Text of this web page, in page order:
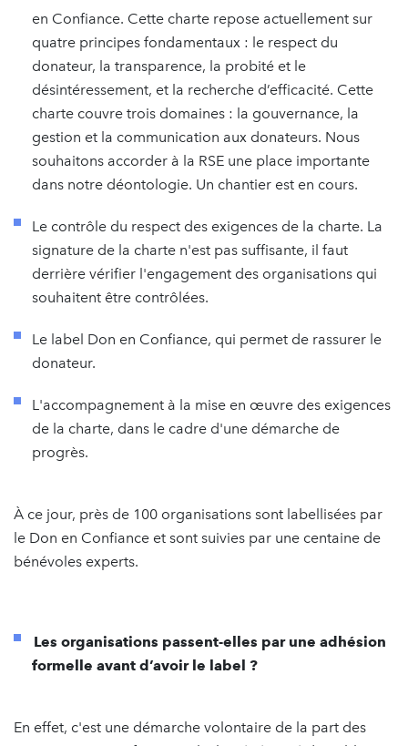
en Confiance. Cette charte repose actuellement sur
quatre principes fondamentaux : le respect du
donateur, la transparence, la probité et le
désintéressement, et la recherche d’efficacité. Cette
charte couvre trois domaines : la gouvernance, la
gestion et la communication aux donateurs. Nous
souhaitons accorder à la RSE une place importante
dans notre déontologie. Un chantier est en cours.
Le contrôle du respect des exigences de la charte. La
signature de la charte n'est pas suffisante, il faut
derrière vérifier l'engagement des organisations qui
souhaitent être contrôlées.
Le label Don en Confiance, qui permet de rassurer le
donateur.
L'accompagnement à la mise en œuvre des exigences
de la charte, dans le cadre d'une démarche de
progrès.
À ce jour, près de 100 organisations sont labellisées par
le Don en Confiance et sont suivies par une centaine de
bénévoles experts.
Les organisations passent-elles par une adhésion
formelle avant d’avoir le label ?
En effet, c'est une démarche volontaire de la part des